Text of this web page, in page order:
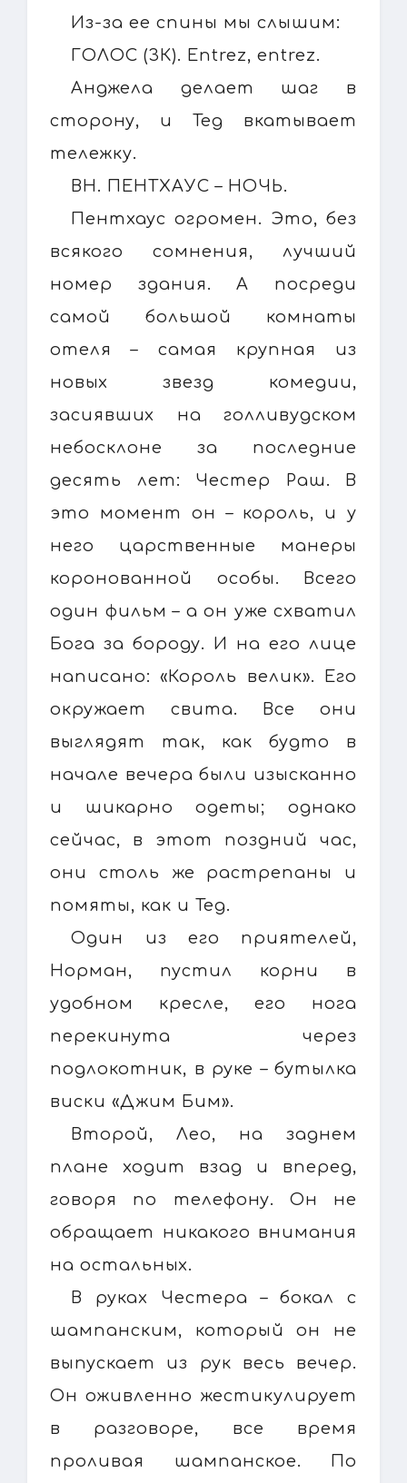
Из-за ее спины мы слышим:
ГОЛОС (ЗК). Entrez, entrez.
Анджела делает шаг в
сторону, и Тед вкатывает
тележку.
ВН. ПЕНТХАУС – НОЧЬ.
Пентхаус огромен. Это, без
всякого сомнения, лучший
номер здания. А посреди
самой большой комнаты
отеля – самая крупная из
новых звезд комедии,
засиявших на голливудском
небосклоне за последние
десять лет: Честер Раш. В
это момент он – король, и у
него царственные манеры
коронованной особы. Всего
один фильм – а он уже схватил
Бога за бороду. И на его лице
написано: «Король велик». Его
окружает свита. Все они
выглядят так, как будто в
начале вечера были изысканно
и шикарно одеты; однако
сейчас, в этот поздний час,
они столь же растрепаны и
помяты, как и Тед.
Один из его приятелей,
Норман, пустил корни в
удобном кресле, его нога
перекинута через
подлокотник, в руке – бутылка
виски «Джим Бим».
Второй, Лео, на заднем
плане ходит взад и вперед,
говоря по телефону. Он не
обращает никакого внимания
на остальных.
В руках Честера – бокал с
шампанским, который он не
выпускает из рук весь вечер.
Он оживленно жестикулирует
в разговоре, все время
проливая шампанское. По